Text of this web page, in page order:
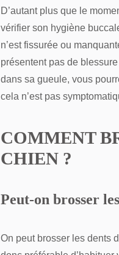
D’autant plus que le
vérifier son hygiène
n’est fissurée ou
présentent pas de
dans sa gueule, vous
cela n’est pas
COMMENT
CHIEN ?
Peut-on brosser
On peut brosser les dents